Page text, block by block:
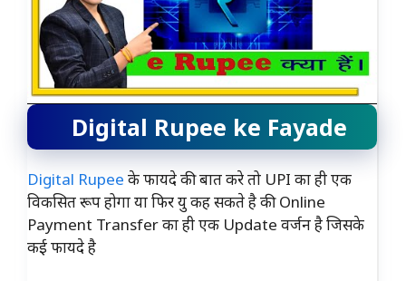
Digital Rupee ke Fayade
Digital Rupee के फायदे की बात करे तो UPI का ही एक
विकसित रूप होगा या फिर यु कह सकते है की Online
Payment Transfer का ही एक Update वर्जन है जिसके
कई फायदे है